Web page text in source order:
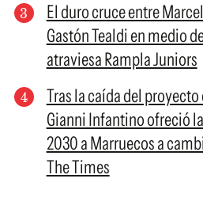
El duro cruce entre
Gastón Tealdi en medio
atraviesa Rampla Juniors
Tras la caída del proyecto
Gianni Infantino ofreció
2030 a Marruecos a
The Times